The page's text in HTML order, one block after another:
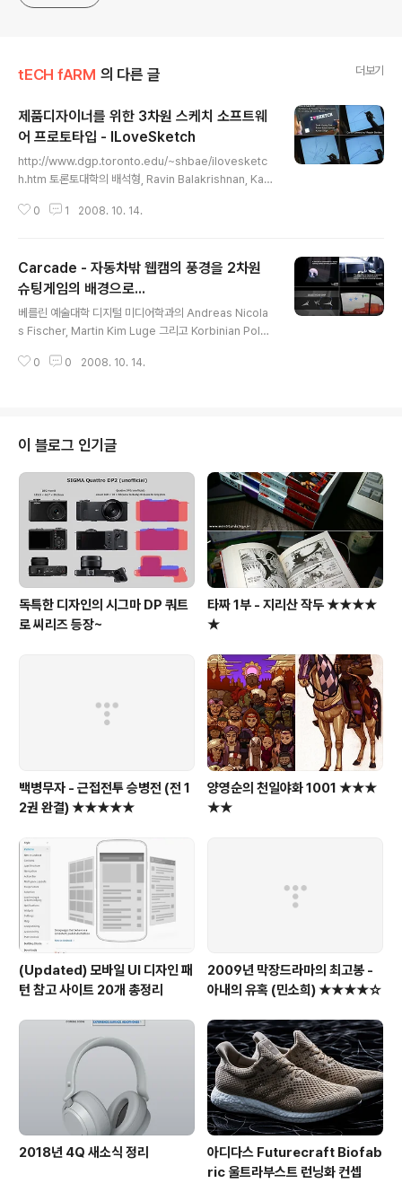
tECH fARM 의 다른 글 더보기
제품디자이너를 위한 3차원 스케치 소프트웨
어 프로토타입 - ILoveSketch
http://www.dgp.toronto.edu/~shbae/ilovesketc
h.htm 토론토대학의 배석형, Ravin Balakrishnan, Kar
일러스로 선을 여러번 그어도, 가장 적절한 라인이 잡히고,
더 자세한 설명의 논문 PDF도 다운로드 받을수도 있다. 일
단, 아래 동영상을 보자...
0 1 2008. 10. 14.
Carcade - 자동차밖 웹캠의 풍경을 2차원
슈팅게임의 배경으로...
베를린 예술대학 디지털 미디어학과의 Andreas Nicola
s Fischer, Martin Kim Luge 그리고 Korbinian Pol
는 증강현실게임은, 자동차밖 웹캠으로 입력받는 건물의
스럽게 진행이 되는 것을 볼 수 있으며, 자동차의 속도가 빨
라질수록 게임의 난이도는 어려워진다.
0 0 2008. 10. 14.
이 블로그 인기글
독특한 디자인의 시그마 DP 쿼트
로 씨리즈 등장~
타짜 1부 - 지리산 작두 ★★★★
★
백병무자 - 근접전투 승병전 (전 1
2권 완결) ★★★★★
양영순의 천일야화 1001 ★★★
★★
(Updated) 모바일 UI 디자인 패
턴 참고 사이트 20개 총정리
2009년 막장드라마의 최고봉 -
아내의 유혹 (민소희) ★★★★☆
2018년 4Q 새소식 정리
아디다스 Futurecraft Biofab
ric 울트라부스트 런닝화 컨셉